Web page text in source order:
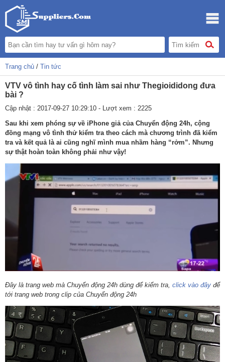
Trang chủ / Tin tức
VTV vô tình hay cố tình làm sai như Thegioididong đưa
bài ?
Cập nhật : 2017-09-27 10:29:10 - Lượt xem : 2225
Sau khi xem phóng sự về iPhone giả của Chuyển động 24h, cộng
đồng mạng vô tình thử kiểm tra theo cách mà chương trình đã kiểm
tra và kết quả là ai cũng nghĩ mình mua nhầm hàng “rởm”. Nhưng
sự thật hoàn toàn không phải như vậy!
Đây là trang web mà Chuyển động 24h dùng để kiểm tra, click vào đây để
tới trang web trong clip của Chuyển động 24h